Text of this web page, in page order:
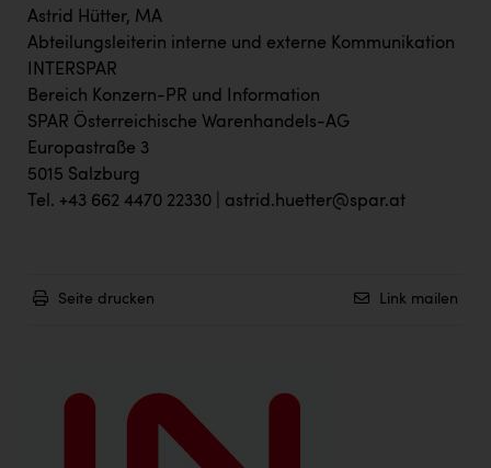
Dopgas
kunden basics
kontakt
Astrid Hütter, MA
Abteilungsleiterin interne und externe Kommunikation
INTERSPAR
Bereich Konzern-PR und Information
SPAR Österreichische Warenhandels-AG
Europastraße 3
5015 Salzburg
Tel. +43 662 4470 22330 | astrid.huetter@spar.at
Seite drucken Link mailen